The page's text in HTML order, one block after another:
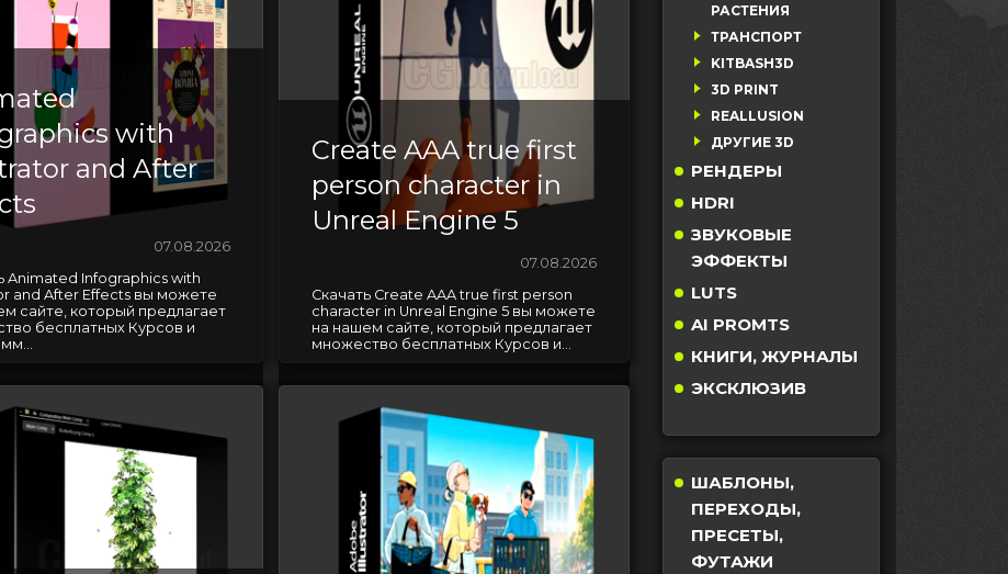
with
and After
07.08.2026
Animated Infographics with
and After Effects вы можете
сайте, который предлагает
бесплатных Курсов и
Create AAA true first
person character in
Unreal Engine 5
07.08.2026
Скачать Create AAA true first person
character in Unreal Engine 5 вы можете
на нашем сайте, который предлагает
множество бесплатных Курсов и...
РАСТЕНИЯ
ТРАНСПОРТ
KITBASH3D
3D PRINT
REALLUSION
ДРУГИЕ 3D
РЕНДЕРЫ
HDRI
ЗВУКОВЫЕ
ЭФФЕКТЫ
LUTS
AI PROMTS
КНИГИ, ЖУРНАЛЫ
ЭКСКЛЮЗИВ
ШАБЛОНЫ,
ПЕРЕХОДЫ,
ПРЕСЕТЫ,
ФУТАЖИ